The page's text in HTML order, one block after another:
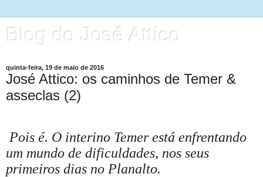
Blog do José Attico
quinta-feira, 19 de maio de 2016
José Attico: os caminhos de Temer &
asseclas (2)
Pois é. O interino Temer está enfrentando
um mundo de dificuldades, nos seus
primeiros dias no Planalto.